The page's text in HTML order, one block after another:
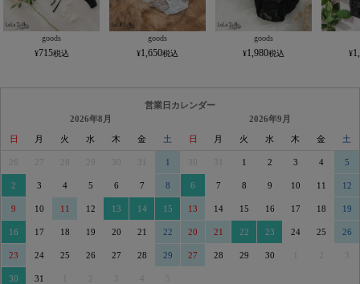
goods
715
goods
1,650
goods
1,980
営業日カレンダー
2026年8月
日 月 火 水 木 金 土
29 30 31 1
2 3 4 5 6 7 8
9 10 11 12 13 14 15
16 17 18 19 20 21 22
23 24 25 26 27 28 29
30 31 3 5
2026年9月
日 月 火 水 木 金 土
30 31 1 2 3 4 5
6 7 8 9 10 11 12
13 14 15 16 17 18 19
20 21 22 23 24 25 26
27 28 29 30 3